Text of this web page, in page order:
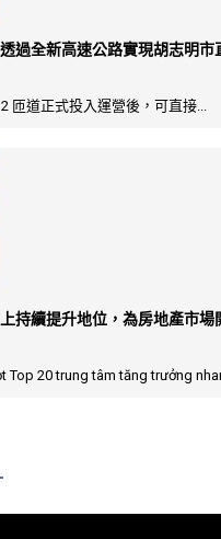
過全新高速公路實現胡志明市
匝道正式投入運營後，可直接...
持續提升地位，為房地產市場
Top 20 trung tâm tăng trưởng